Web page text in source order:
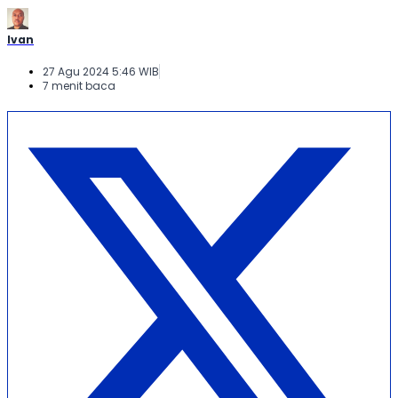
Ivan
27 Agu 2024 5:46 WIB
7 menit baca